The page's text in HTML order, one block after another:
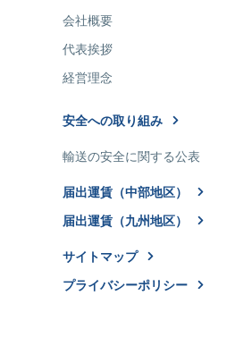
会社概要
代表挨拶
経営理念
安全への取り組み
輸送の安全に関する公表
届出運賃（中部地区）
届出運賃（九州地区）
サイトマップ
プライバシーポリシー